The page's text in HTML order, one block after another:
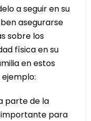
a seguir en su
asegurarse
sobre los
física en su
en estos
parte de la
importante para